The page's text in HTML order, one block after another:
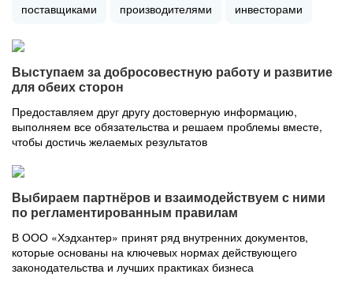
поставщиками производителями инвесторами
Выступаем за добросовестную работу и развитие
для обеих сторон
Предоставляем друг другу достоверную информацию,
выполняем все обязательства и решаем проблемы вместе,
чтобы достичь желаемых результатов
Выбираем партнёров и взаимодействуем с ними
по регламентированным правилам
В ООО «Хэдхантер» принят ряд внутренних документов,
которые основаны на ключевых нормах действующего
законодательства и лучших практиках бизнеса